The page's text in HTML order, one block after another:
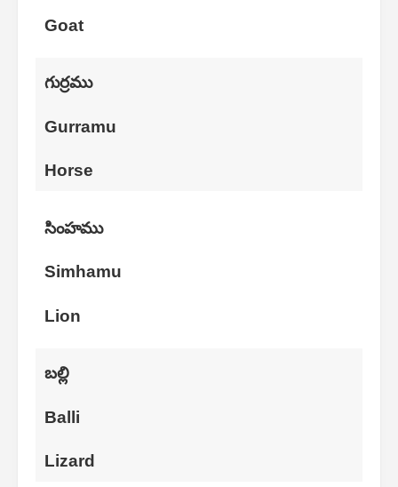
Goat
గుర్రము
Gurramu
Horse
సింహము
Simhamu
Lion
బల్లి
Balli
Lizard